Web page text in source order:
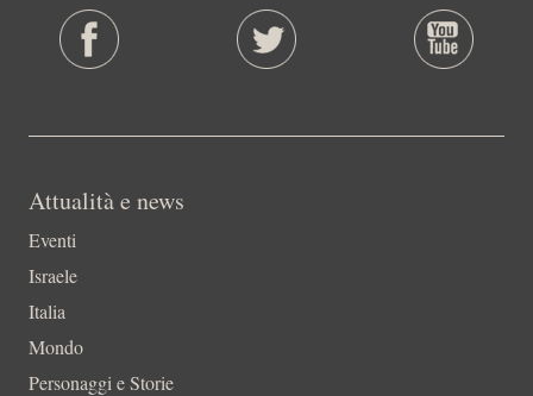
Attualità e news
Eventi
Israele
Italia
Mondo
Personaggi e Storie